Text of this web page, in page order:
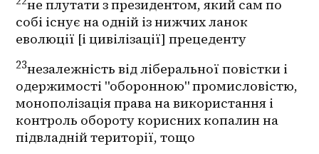
не плутати з президентом, який сам по
собі існує на одній із нижчих ланок
еволюції [і цивілізації] прецеденту
23незалежність від ліберальної повістки і
одержимості "оборонною" промисловістю,
монополізація права на використання і
контроль обороту корисних копалин на
підвладній території, тощо